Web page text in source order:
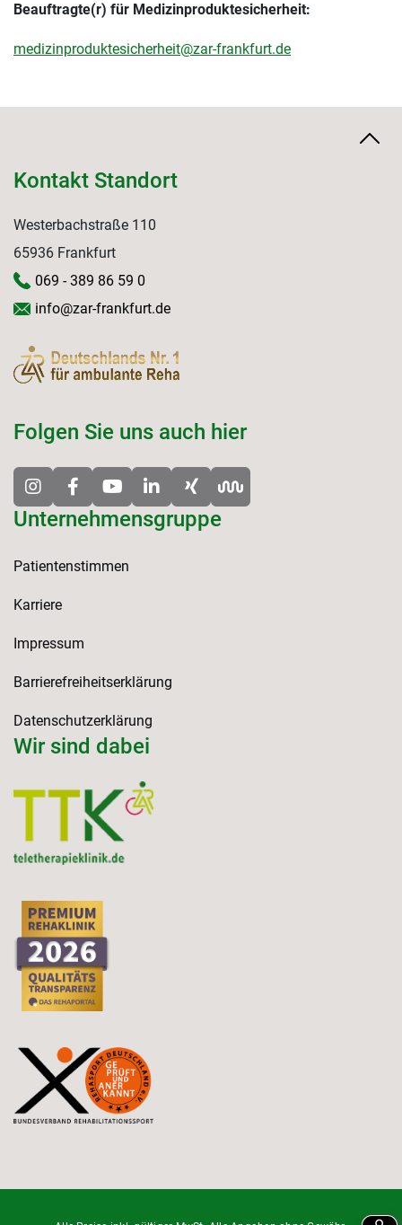
Beauftragte(r) für Medizinproduktesicherheit:
medizinproduktesicherheit@zar-frankfurt.de
Unternehmensgruppe
Patientenstimmen
Karriere
Impressum
Barrierefreiheitserklärung
Datenschutzerklärung
Kontakt Standort
Westerbachstraße 110
65936 Frankfurt
069 - 389 86 59 0
info@zar-frankfurt.de
Folgen Sie uns auch hier
Wir sind dabei